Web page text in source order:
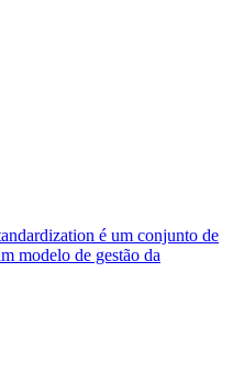
é um conjunto de
modelo de gestão da